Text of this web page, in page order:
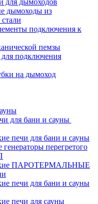
для дымоходов
дымоходы из
подключения к
пемзы
подключения
на дымоход
для бани и сауны
печи для бани и сауны
перегретого
ПАРОТЕРМАЛЬНЫЕ
печи для бани и сауны
печи для сауны